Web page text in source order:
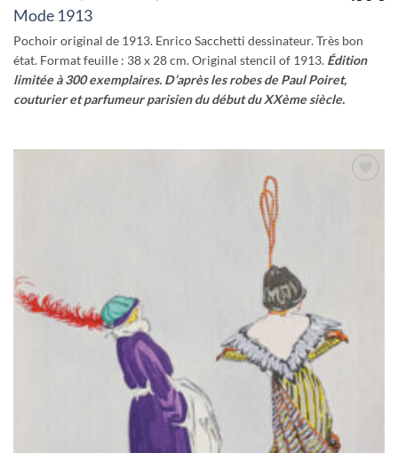
Mode 1913
Pochoir original de 1913. Enrico Sacchetti dessinateur. Très bon
état. Format feuille : 38 x 28 cm. Original stencil of 1913. Édition
limitée à 300 exemplaires. D’après les robes de Paul Poiret,
couturier et parfumeur parisien du début du XXème siècle.